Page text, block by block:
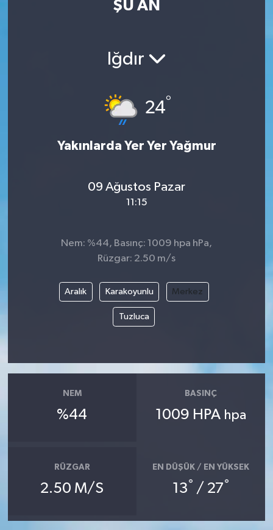
ŞU AN
Iğdır
24°
Yakınlarda Yer Yer Yağmur
09 Ağustos Pazar
11:15
Nem: %44, Basınç: 1009 hpa hPa,
Rüzgar: 2.50 m/s
Aralık Karakoyunlu Merkez
Tuzluca
NEM
%44
BASINÇ
1009 HPA hpa
RÜZGAR
2.50 M/S
EN DÜŞÜK / EN YÜKSEK
13° / 27°
GÜNCEL